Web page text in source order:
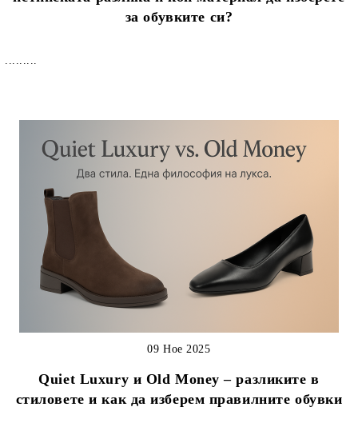
за обувките си?
Quiet Luxury и Old Money – разликите в
стиловете и как да изберем правилните обувки
09 Ное 2025